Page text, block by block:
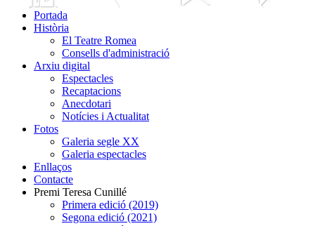
Portada
Història
El Teatre Romea
Consells d'administració
Arxiu digital
Espectacles
Recaptacions
Anecdotari
Notícies i Actualitat
Fotos
Galeria segle XX
Galeria espectacles
Enllaços
Contacte
Premi Teresa Cunillé
Primera edició (2019)
Segona edició (2021)